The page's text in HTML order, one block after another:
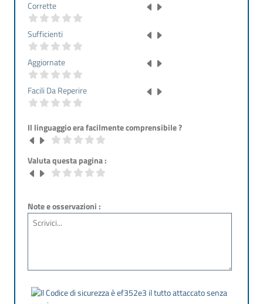
Corrette
Sufficienti
Aggiornate
Facili Da Reperire
Il linguaggio era facilmente comprensibile ?
Valuta questa pagina :
Note e osservazioni :